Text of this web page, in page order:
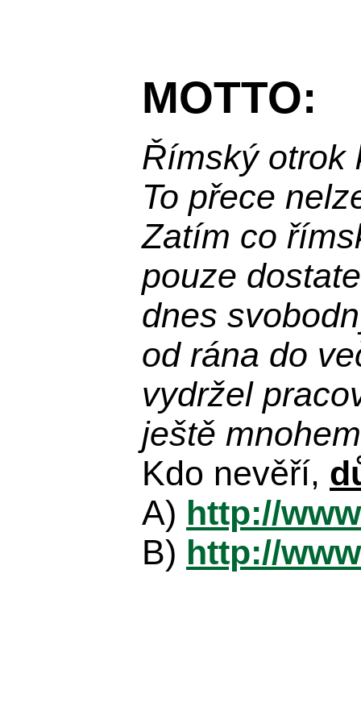
MOTTO:
Římský otrok
To přece
Zatím co
pouze
dnes
od rána do
vydržel
ještě
Kdo nevěří,
A) http://
B) http://